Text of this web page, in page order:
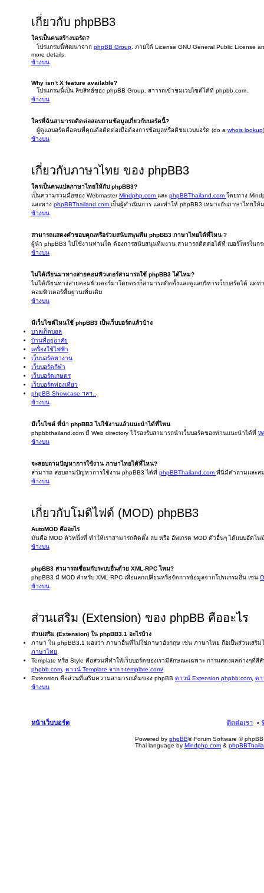
เกี่ยวกับ phpBB3
ใครเป็นคนสร้างบอร์ด?
โปรแกรมนี้พัฒนาจาก phpBB Group . ภายใต้ License GNU General Public License
more details.
ข้างบน
Why isn’t X feature available?
โปรแกรมนี้เป็น ลิขสิทธ์ของ phpBB Group. สาารถเข้าชมเวบไซต์ได้ที่ phpbb.com.
ข้างบน
ใครที่ฉันสามารถติดต่อสอบถามข้อมูลเกี่ยวกับบอร์ดนี้?
ผู้ดูแลบอร์ดคือคนที่คุณต้อติดต่อเมื่อต้องการข้อมูลหรือติชมเวบบอร์ด (do a whois lookup
ข้างบน
เกี่ยวกับภาษาไทย ของ phpBB3
ใครเป็นคนแปลภาษาไทยให้กับ phpBB3?
เป็นความร่วมมือของ WebmasterMindphp.com และ phpBBThailand.com โดยทาง
และทาง phpBBThailand.com เป็นผู้ดำเนินการ และทำให้ phpBB3 เหมาะกับภาษาไทยให้
ข้างบน
สามารถแสดงคำขอบคุณหรือร่วมสนับสนุนทีม phpBB3 ภาษาไทยได้ที่ไหน ?
ผู้นำ phpBB3 ไปใช้งานท่านใด ต้องการสนับสนุนทีมงาน สามารถติดต่อได้ที่ เบอร์โทรในก
ข้างบน
ไม่ได้เรียนมาทางสายคอมพิวเตอร์สามารถใช้ phpBB3 ได้ไหม?
ไม่ได้เรียนทางสายคอมพิวเตอร์มาโดยตรงก็สามารถติดตั้งและดูแลบริหารเว็บบอร์ดได้ แต่
คอมพิวเตอร์พื้นฐานเพิ่มเติม
ข้างบน
มีเว็บไซต์ไหนใช้ phpBB3 เป็นเว็บบอร์ดแล้วบ้าง
บาลเก็ตบอล
บ้านที่อยู่อาศัย
เครื่องใช้ไฟฟ้า
เว็บบอร์ดหางาน
เว็บบอร์ดกีฬา
เว็บบอร์ดเกษตร
เว็บบอร์ดท่องเที่ยว
phpBB Showcase ฯลฯ..
ข้างบน
มีเว็บไซต์ ที่นำ phpBB3 ไปใช้งานแล้วแนะนำได้ที่ไหน
phpbbthailand.com มี Web directory ไว้รองรับสามารถนำเว็บบอร์ดของท่านแนะนำได้ที่
ข้างบน
จะสอบถามปัญหาการใช้งาน ภาษาไทยได้ที่ไหน?
สามารถ สอบถามปัญหาการใช้งาน phpBB3 ได้ที่ phpBBThailand.com ที่นี่มีคำถามและส
ข้างบน
เกี่ยวกับโมดิไฟด์ (MOD) phpBB3
AutoMOD คืออะไร
มันคือ MOD ตัวหนึ่งที่ ทำให้เราสามารถติดตั้ง ลบ หรือ อัพเกรด MOD ตัวอื่นๆ ได้แบบอัตโน
ข้างบน
phpBB3 สามารถเชื่อมกับระบบอื่นด้วย XML-RPC ไหม?
phpBB3 มี MOD สำหรับ XML-RPC เพื่อแลกเปลี่ยนหรือจัดการข้อมูลจากโปรแกรมอื่น เช่น
ข้างบน
ส่วนเสริม (Extension) ของ phpBB คืออะไร
ส่วนเสริม (Extension) ใน phpBB3.1 อะไรบ้าง
ภาษา ใน phpBB3.1 มองว่า ภาษาอื่นที่ไม่ใช่ภาษาอังกฤษ เช่น ภาษาไทย ถือเป็นส่วนเสริ
ภาษาไทย
Template หรือ Style คือส่วนที่ทำให้เว็บบอร์ดของเรามีลักษณะเฉพาะ การแสดงผลต่างๆที่สี
phpbb.com ดาวน์ Template จาก t-template.com/
Extension คือส่วนที่เสริมความสามารถเดิมของ phpBB ดาวน์ Extension phpbb.com ดา
ข้างบน
หน้าเว็บบอร์ด ติดต่อเรา
Powered by phpBB® Forum Software © phpBB
Thai language by Mindphp.com &